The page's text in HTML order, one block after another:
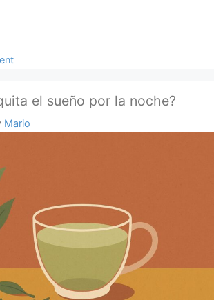
el sueño por la noche?
Mario